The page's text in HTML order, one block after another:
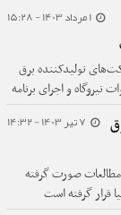
تأکید کرد.
1 مرداد 1403 - 15:28
تولیدکننده برق
هزار مگاوات نیروگاه و اجرای برنامه
هفتم و البته رفع ناترازی برق طی ۵ سال به ۲۰ میلیارد دلار
7 تیر 1403 - 14:32
صورت گرفته
قرار گرفته است